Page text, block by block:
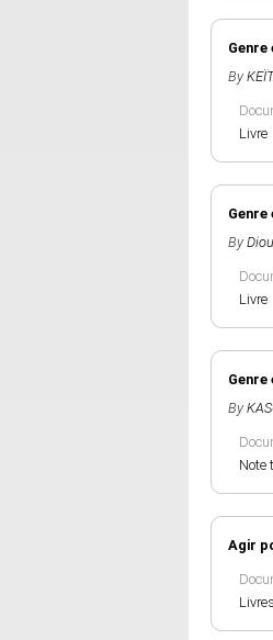
By
Livre
By
Livre
By
Note
Agir